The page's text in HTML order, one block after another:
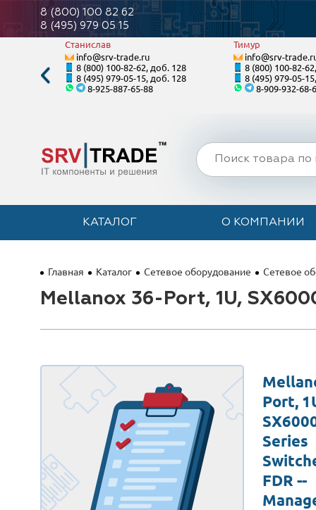
8 (800) 100 82 62
8 (495) 979 05 15
Станислав
info@srv-trade.ru
8 (800) 100-82-62, доб. 128
8 (495) 979-05-15, доб. 128
8-925-887-65-88
Тимур
info@srv-
8 (800) 100-82-
8 (495) 979-05-
8-909-932-68-
КАТАЛОГ О КОМПАНИИ
Главная Каталог Сетевое оборудование Сетевое
Mellanox 36-Port, 1U,
Port,
Series
FDR --